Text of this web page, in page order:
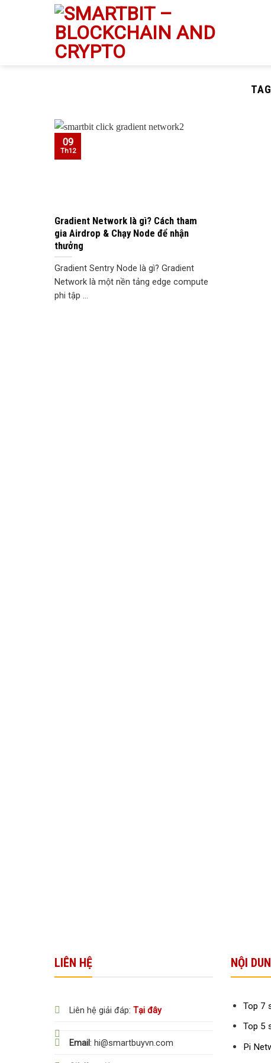
Gradient Network là gì? Cách tham
gia Airdrop & Chạy Node để nhận
thưởng
Gradient Sentry Node là gì? Gradient
Network là một nền tảng edge compute
phi tập ...
09
Th12
LIÊN HỆ
Liên hệ giải đáp: Tại đây
Email: hi@smartbuyvn.com
NỘI
Top 7
Top 5
Pi